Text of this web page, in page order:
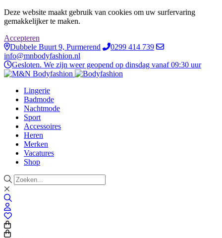
Deze website maakt gebruik van cookies om uw surfervaring
gemakkelijker te maken.
Accepteren
Dubbele Buurt 9, Purmerend
0299 414 739
info@mnbodyfashion.nl
Gesloten. We zijn weer geopend op dinsdag vanaf 09:30 uur
Lingerie
Badmode
Nachtmode
Sport
Accessoires
Heren
Merken
Vacatures
Shop